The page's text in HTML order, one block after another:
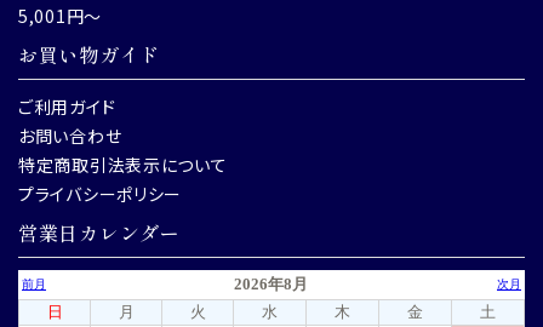
5,001円～
お買い物ガイド
ご利用ガイド
お問い合わせ
特定商取引法表示について
プライバシーポリシー
営業日カレンダー